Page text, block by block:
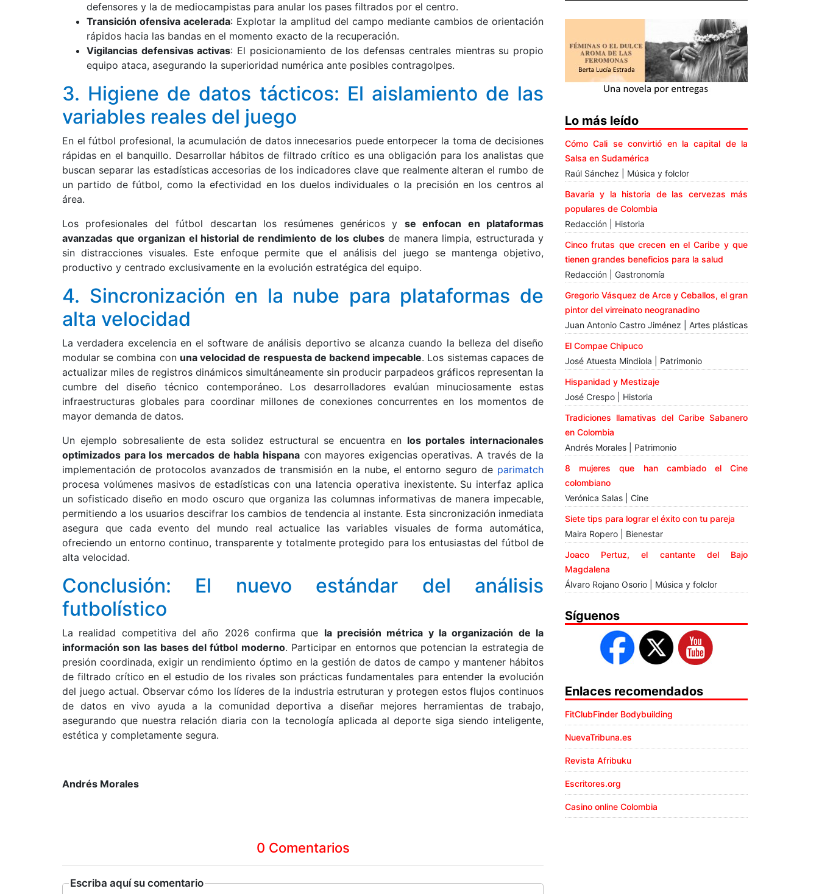
defensores y la de mediocampistas para anular los pases filtrados por el centro.
Transición ofensiva acelerada: Explotar la amplitud del campo mediante cambios de orientación
rápidos hacia las bandas en el momento exacto de la recuperación.
Vigilancias defensivas activas: El posicionamiento de los defensas centrales mientras su propio
equipo ataca, asegurando la superioridad numérica ante posibles contragolpes.
3. Higiene de datos tácticos: El aislamiento de las
variables reales del juego
En el fútbol profesional, la acumulación de datos innecesarios puede entorpecer la toma de decisiones
rápidas en el banquillo. Desarrollar hábitos de filtrado crítico es una obligación para los analistas que
buscan separar las estadísticas accesorias de los indicadores clave que realmente alteran el rumbo de
un partido de fútbol, como la efectividad en los duelos individuales o la precisión en los centros al
área.
Los profesionales del fútbol descartan los resúmenes genéricos y se enfocan en plataformas
avanzadas que organizan el historial de rendimiento de los clubesde manera limpia, estructurada y
sin distracciones visuales. Este enfoque permite que el análisis del juego se mantenga objetivo,
productivo y centrado exclusivamente en la evolución estratégica del equipo.
4. Sincronización en la nube para plataformas de
alta velocidad
La verdadera excelencia en el software de análisis deportivo se alcanza cuando la belleza del diseño
modular se combina con una velocidad de respuesta de backend impecable. Los sistemas capaces de
actualizar miles de registros dinámicos simultáneamente sin producir parpadeos gráficos representan la
cumbre del diseño técnico contemporáneo. Los desarrolladores evalúan minuciosamente estas
infraestructuras globales para coordinar millones de conexiones concurrentes en los momentos de
mayor demanda de datos.
Un ejemplo sobresaliente de esta solidez estructural se encuentra en los portales internacionales
optimizados para los mercados de habla hispanacon mayores exigencias operativas. A través de la
implementación de protocolos avanzados de transmisión en la nube, el entorno seguro de parimatch
procesa volúmenes masivos de estadísticas con una latencia operativa inexistente. Su interfaz aplica
un sofisticado diseño en modo oscuro que organiza las columnas informativas de manera impecable,
permitiendo a los usuarios descifrar los cambios de tendencia al instante. Esta sincronización inmediata
asegura que cada evento del mundo real actualice las variables visuales de forma automática,
ofreciendo un entorno continuo, transparente y totalmente protegido para los entusiastas del fútbol de
alta velocidad.
Conclusión: El nuevo estándar del análisis
futbolístico
La realidad competitiva del año 2026 confirma que la precisión métrica y la organización de la
información son las bases del fútbol moderno. Participar en entornos que potencian la estrategia de
presión coordinada, exigir un rendimiento óptimo en la gestión de datos de campo y mantener hábitos
de filtrado crítico en el estudio de los rivales son prácticas fundamentales para entender la evolución
del juego actual. Observar cómo los líderes de la industria estruturan y protegen estos flujos continuos
de datos en vivo ayuda a la comunidad deportiva a diseñar mejores herramientas de trabajo,
asegurando que nuestra relación diaria con la tecnología aplicada al deporte siga siendo inteligente,
estética y completamente segura.
Andrés Morales
0 Comentarios
Escriba aquí su comentario
Lo más leído
Cómo Cali se convirtió en la capital de la
Salsa en Sudamérica
Raúl Sánchez | Música y folclor
Bavaria y la historia de las cervezas más
populares de Colombia
Redacción | Historia
Cinco frutas que crecen en el Caribe y que
tienen grandes beneficios para la salud
Redacción | Gastronomía
Gregorio Vásquez de Arce y Ceballos, el gran
pintor del virreinato neogranadino
Juan Antonio Castro Jiménez | Artes plásticas
El Compae Chipuco
José Atuesta Mindiola | Patrimonio
Hispanidad y Mestizaje
José Crespo | Historia
Tradiciones llamativas del Caribe Sabanero
en Colombia
Andrés Morales | Patrimonio
8 mujeres que han cambiado el Cine
colombiano
Verónica Salas | Cine
Siete tips para lograr el éxito con tu pareja
Maira Ropero | Bienestar
Joaco Pertuz, el cantante del Bajo
Magdalena
Álvaro Rojano Osorio | Música y folclor
Síguenos
Enlaces recomendados
FitClubFinder Bodybuilding
NuevaTribuna.es
Revista Afribuku
Escritores.org
Casino online Colombia